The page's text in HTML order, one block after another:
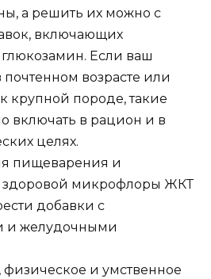
а решить их можно с
включающих
Если ваш
возрасте или
крупной породе, такие
включать в рацион и в
целях.
пищеварения и
микрофлоры ЖКТ
добавки с
и желудочными
физическое и умственное